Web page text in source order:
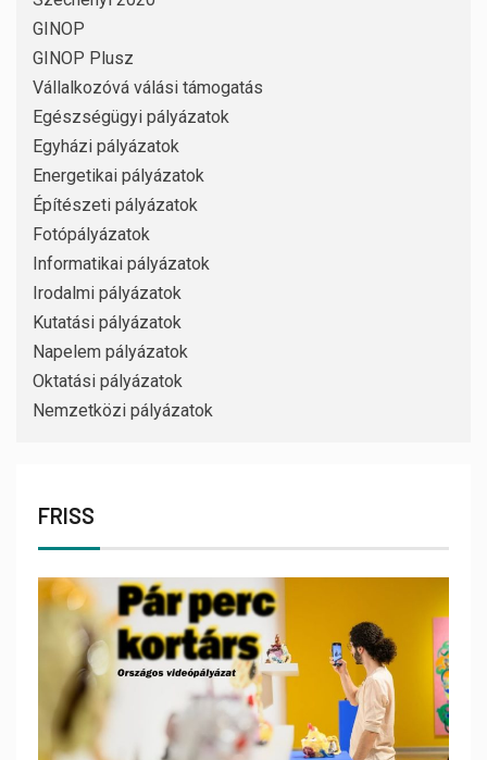
GINOP
GINOP Plusz
Vállalkozóvá válási támogatás
Egészségügyi pályázatok
Egyházi pályázatok
Energetikai pályázatok
Építészeti pályázatok
Fotópályázatok
Informatikai pályázatok
Irodalmi pályázatok
Kutatási pályázatok
Napelem pályázatok
Oktatási pályázatok
Nemzetközi pályázatok
FRISS